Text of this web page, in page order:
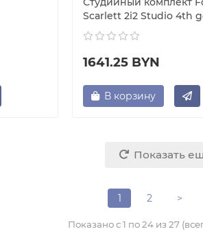
Scarlett 2i2 Studio 4th
1641.25 BYN
В корзину
Показать
1 2 >
Показано с 1 по 24 из 27